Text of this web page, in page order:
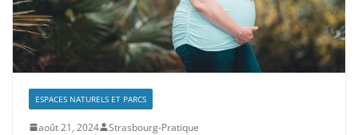
ESPACES NATURELS ET PARCS
août 21, 2024 Strasbourg-Pratique